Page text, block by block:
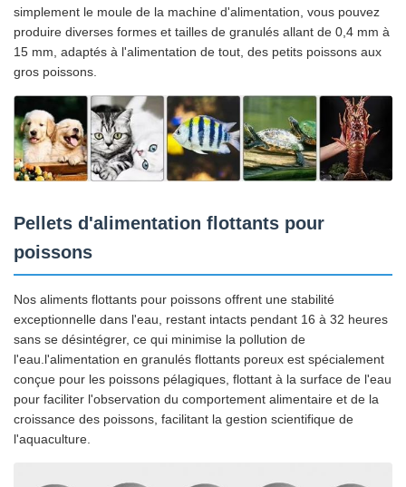
simplement le moule de la machine d'alimentation, vous pouvez
produire diverses formes et tailles de granulés allant de 0,4 mm à
15 mm, adaptés à l'alimentation de tout, des petits poissons aux
gros poissons.
Pellets d'alimentation flottants pour
poissons
Nos aliments flottants pour poissons offrent une stabilité
exceptionnelle dans l'eau, restant intacts pendant 16 à 32 heures
sans se désintégrer, ce qui minimise la pollution de
l'eau.l'alimentation en granulés flottants poreux est spécialement
conçue pour les poissons pélagiques, flottant à la surface de l'eau
pour faciliter l'observation du comportement alimentaire et de la
croissance des poissons, facilitant la gestion scientifique de
l'aquaculture.